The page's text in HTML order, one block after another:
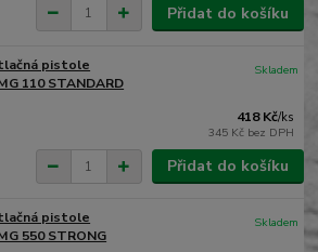
Přidat do košíku
pistole
110 STANDARD
418 Kč/ks
345 Kč bez DPH
Skladem
Přidat do košíku
pistole
550 STRONG
Skladem